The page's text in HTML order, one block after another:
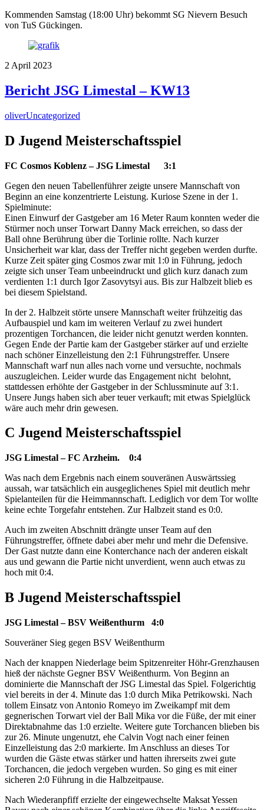
Kommenden Samstag (18:00 Uhr) bekommt SG Nievern Besuch
von TuS Gückingen.
2 April 2023
Bericht JSG Limestal – KW13
oliverUncategorized
D Jugend Meisterschaftsspiel
FC Cosmos Koblenz – JSG Limestal 3:1
Gegen den neuen Tabellenführer zeigte unsere Mannschaft von
Beginn an eine konzentrierte Leistung. Kuriose Szene in der 1.
Spielminute:
Einen Einwurf der Gastgeber am 16 Meter Raum konnten weder die
Stürmer noch unser Torwart Danny Mack erreichen, so dass der
Ball ohne Berührung über die Torlinie rollte. Nach kurzer
Unsicherheit war klar, dass der Treffer nicht gegeben werden durfte.
Kurze Zeit später ging Cosmos zwar mit 1:0 in Führung, jedoch
zeigte sich unser Team unbeeindruckt und glich kurz danach zum
verdienten 1:1 durch Igor Zasovytsyi aus. Bis zur Halbzeit blieb es
bei diesem Spielstand.
In der 2. Halbzeit störte unsere Mannschaft weiter frühzeitig das
Aufbauspiel und kam im weiteren Verlauf zu zwei hundert
prozentigen Torchancen, die leider nicht genutzt werden konnten.
Gegen Ende der Partie kam der Gastgeber stärker auf und erzielte
nach schöner Einzelleistung den 2:1 Führungstreffer. Unsere
Mannschaft warf nun alles nach vorne und versuchte, nochmals
auszugleichen. Leider wurde das Engagement nicht belohnt,
stattdessen erhöhte der Gastgeber in der Schlussminute auf 3:1.
Unsere Jungs haben sich aber teuer verkauft; mit etwas Spielglück
wäre auch mehr drin gewesen.
C Jugend Meisterschaftsspiel
JSG Limestal – FC Arzheim. 0:4
Was nach dem Ergebnis nach einem souveränen Auswärtssieg
aussah, war tatsächlich ein ausgeglichenes Spiel mit deutlich mehr
Spielanteilen für die Heimmannschaft. Lediglich vor dem Tor wollte
keine echte Torgefahr entstehen. Zur Halbzeit stand es 0:0.
Auch im zweiten Abschnitt drängte unser Team auf den
Führungstreffer, öffnete dabei aber mehr und mehr die Defensive.
Der Gast nutzte dann eine Konterchance nach der anderen eiskalt
aus und gewann die Partie nicht unverdient, wenn auch etwas zu
hoch mit 0:4.
B Jugend Meisterschaftsspiel
JSG Limestal – BSV Weißenthurm 4:0
Souveräner Sieg gegen BSV Weißenthurm
Nach der knappen Niederlage beim Spitzenreiter Höhr-Grenzhausen
hieß der nächste Gegner BSV Weißenthurm. Von Beginn an
dominierte die Mannschaft der JSG Limestal das Spiel. Folgerichtig
viel bereits in der 4. Minute das 1:0 durch Mika Petrikowski. Nach
tollem Einsatz von Antonio Romeyo im Zweikampf mit dem
gegnerischen Torwart viel der Ball Mika vor die Füße, der mit einer
Direktabnahme das 1:0 erzielte. Weitere gute Torchancen blieben bis
zur 26. Minute ungenutzt, ehe Calvin Vogt nach einer feinen
Einzelleistung das 2:0 markierte. Im Anschluss an dieses Tor
wurden die Gäste etwas stärker und hatten ihrerseits zwei gute
Torchancen, die jedoch vergeben wurden. So ging es mit einer
sicheren 2:0 Führung in die Halbzeitpause.
Nach Wiederanpfiff erzielte der eingewechselte Maksat Yessen